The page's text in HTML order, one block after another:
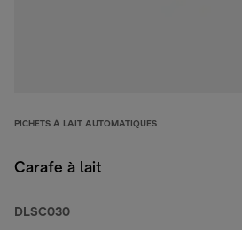
PICHETS À LAIT AUTOMATIQUES
Carafe à lait
DLSC030